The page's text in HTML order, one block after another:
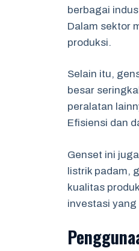
berbagai
Dalam sektor
produksi.
Selain itu,
besar
peralatan
Efisiensi dan
Genset ini
listrik padam,
kualitas
investasi